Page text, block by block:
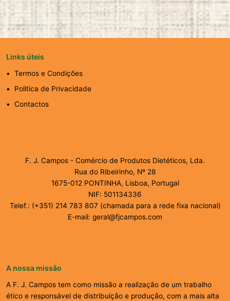
Links úteis
Termos e Condições
Politica de Privacidade
Contactos
F. J. Campos - Comércio de Produtos Dietéticos, Lda.
Rua do Ribeirinho, Nº 28
1675-012 PONTINHA, Lisboa, Portugal
NIF: 501134336
Telef.: (+351) 214 783 807 (chamada para a rede fixa nacional)
E-mail: geral@fjcampos.com
A nossa missão
A F. J. Campos tem como missão a realização de um trabalho
ético e responsável de distribuição e produção, com a mais alta